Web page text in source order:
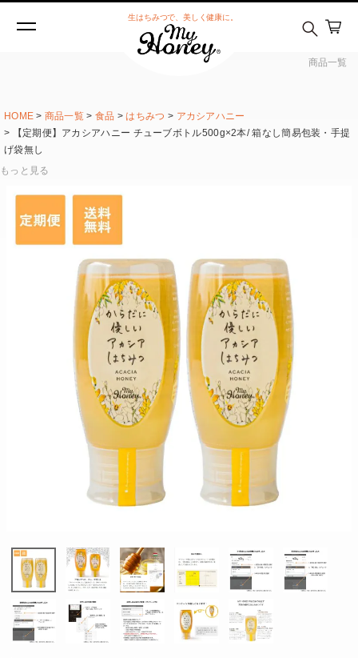
商品一覧
生はちみつで、美しく健康に。
HOME 商品一覧 食品 はちみつ
アカシアハニー
【定期便】アカシアハニー チューブボトル500g×2本/ 箱なし簡易包装・手提
げ袋無し
もっと見る